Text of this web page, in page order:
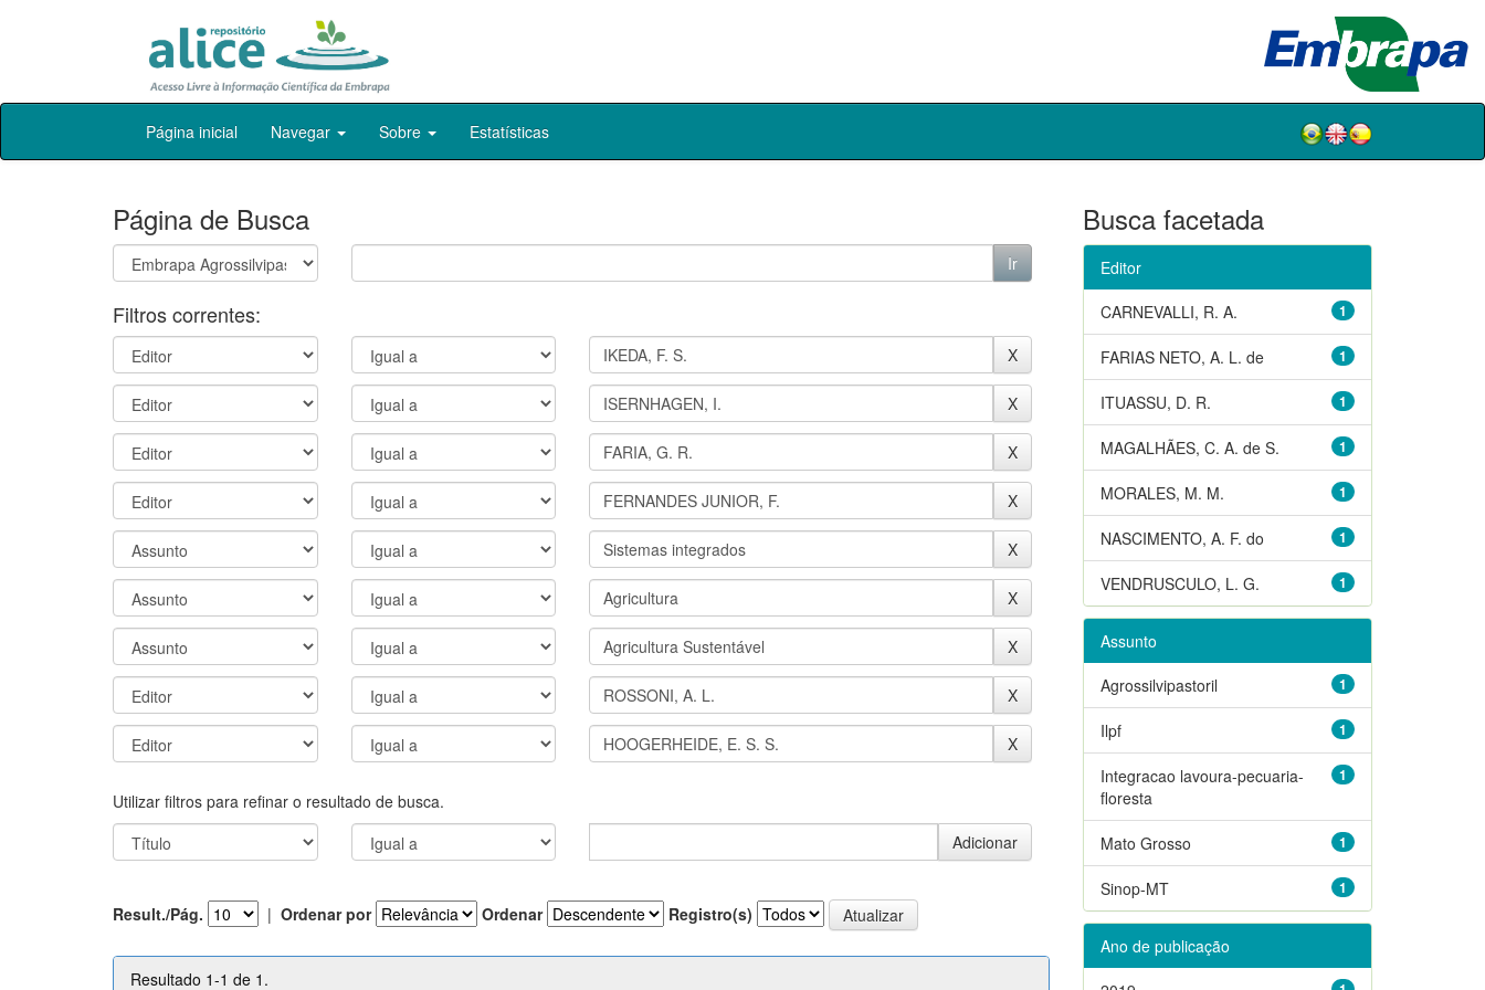
Skip
Página inicial Navegar Sobre Estatísticas
Página de Busca
Filtros correntes:
Utilizar filtros para refinar o resultado de busca.
Result./Pág. | Ordenar por Ordenar Registro(s)
Resultado 1-1 de 1.
Busca facetada
Editor
1
CARNEVALLI, R. A.
1
FARIAS NETO, A. L. de
1
ITUASSU, D. R.
1
MAGALHÃES, C. A. de S.
1
MORALES, M. M.
1
NASCIMENTO, A. F. do
1
VENDRUSCULO, L. G.
Assunto
1
Agrossilvipastoril
1
Ilpf
1
Integracao lavoura-pecuaria-
floresta
1
Mato Grosso
1
Sinop-MT
Ano de publicação